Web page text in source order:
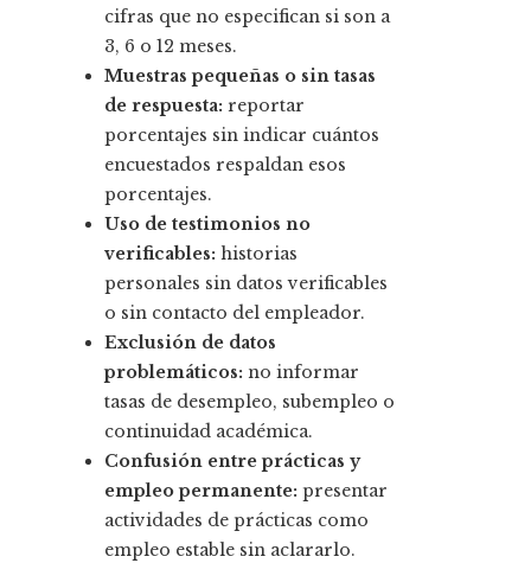
cifras que no especifican si son a
3, 6 o 12 meses.
Muestras pequeñas o sin tasas
de respuesta: reportar
porcentajes sin indicar cuántos
encuestados respaldan esos
porcentajes.
Uso de testimonios no
verificables: historias
personales sin datos verificables
o sin contacto del empleador.
Exclusión de datos
problemáticos: no informar
tasas de desempleo, subempleo o
continuidad académica.
Confusión entre prácticas y
empleo permanente: presentar
actividades de prácticas como
empleo estable sin aclararlo.